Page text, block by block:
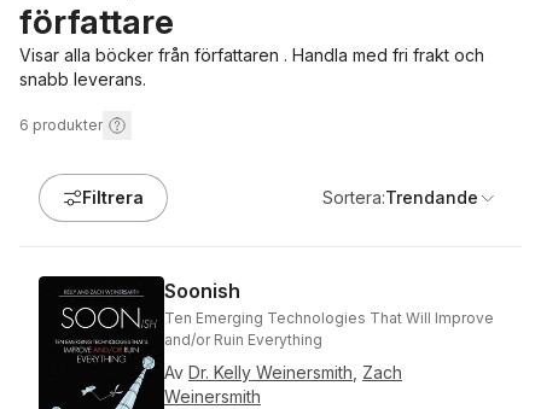
författare
Visar alla böcker från författaren . Handla med fri frakt och
snabb leverans.
6 produkter
Filtrera Sortera:Trendande
Soonish
Ten Emerging Technologies That Will Improve
and/or Ruin Everything
Av Dr. Kelly Weinersmith Zach
Weinersmith